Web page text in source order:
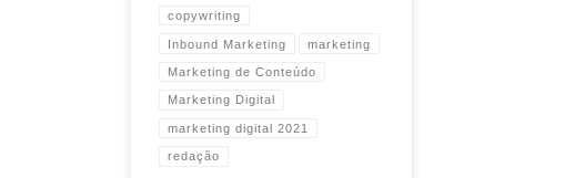
copywriting
Inbound Marketing marketing
Marketing de Conteúdo
Marketing Digital
marketing digital 2021
redação